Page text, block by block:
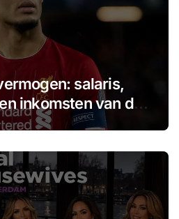
salaris,
inkomsten van de